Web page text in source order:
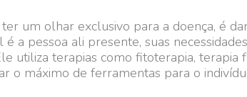
um olhar exclusivo para a doença, é
a pessoa ali presente, suas
utiliza terapias como fitoterapia,
o máximo de ferramentas para o